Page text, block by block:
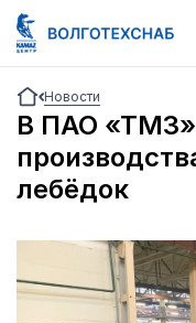
Новости
В ПАО «ТМЗ»
лебёдок